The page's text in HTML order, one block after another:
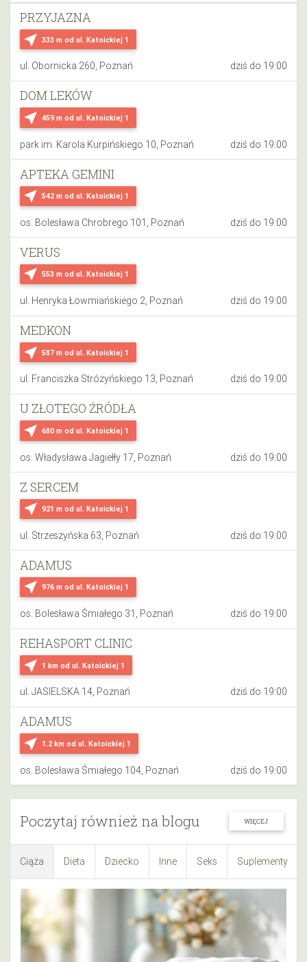
near_me 333 m od ul. Katoickiej 1
PRZYJAZNA
ul. Obornicka 260, Poznań dziś do 19:00
near_me 459 m od ul. Katoickiej 1
DOM LEKÓW
park im. Karola Kurpińskiego 10, Poznań dziś do 19:00
near_me 542 m od ul. Katoickiej 1
APTEKA GEMINI
os. Bolesława Chrobrego 101, Poznań dziś do 19:00
near_me 553 m od ul. Katoickiej 1
VERUS
ul. Henryka Łowmiańskiego 2, Poznań dziś do 19:00
near_me 587 m od ul. Katoickiej 1
MEDKON
ul. Franciszka Stróżyńskiego 13, Poznań dziś do 19:00
near_me 680 m od ul. Katoickiej 1
U ZŁOTEGO ŹRÓDŁA
os. Władysława Jagiełły 17, Poznań dziś do 19:00
near_me 921 m od ul. Katoickiej 1
Z SERCEM
ul. Strzeszyńska 63, Poznań dziś do 19:00
near_me 976 m od ul. Katoickiej 1
ADAMUS
os. Bolesława Śmiałego 31, Poznań dziś do 19:00
near_me 1 km od ul. Katoickiej 1
REHASPORT CLINIC
ul. JASIELSKA 14, Poznań dziś do 19:00
near_me 1.2 km od ul. Katoickiej 1
ADAMUS
os. Bolesława Śmiałego 104, Poznań dziś do 19:00
Poczytaj również na blogu WIĘCEJ
Ciąża Dieta Dziecko Inne Seks Suplementy